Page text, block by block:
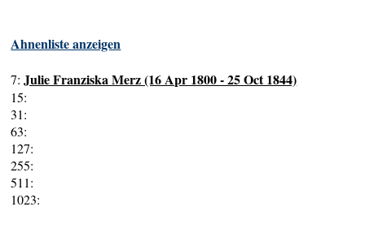
Ahnenliste anzeigen
7:Julie Franziska Merz (16 Apr 1800 - 25 Oct 1844)
15:
31:
63:
127:
255:
511:
1023: